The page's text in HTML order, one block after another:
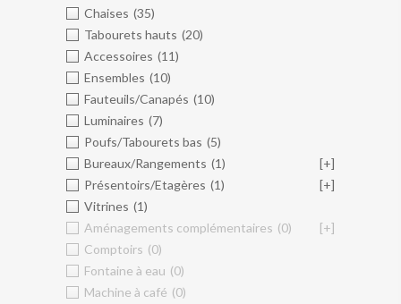
Chaises (35)
Tabourets hauts (20)
Accessoires (11)
Ensembles (10)
Fauteuils/Canapés (10)
Luminaires (7)
Poufs/Tabourets bas (5)
Bureaux/Rangements (1)
[+]
Présentoirs/Etagères (1)
[+]
Vitrines (1)
Aménagements complémentaires (0)
[+]
Comptoirs (0)
Fontaine à eau (0)
Machine à café (0)